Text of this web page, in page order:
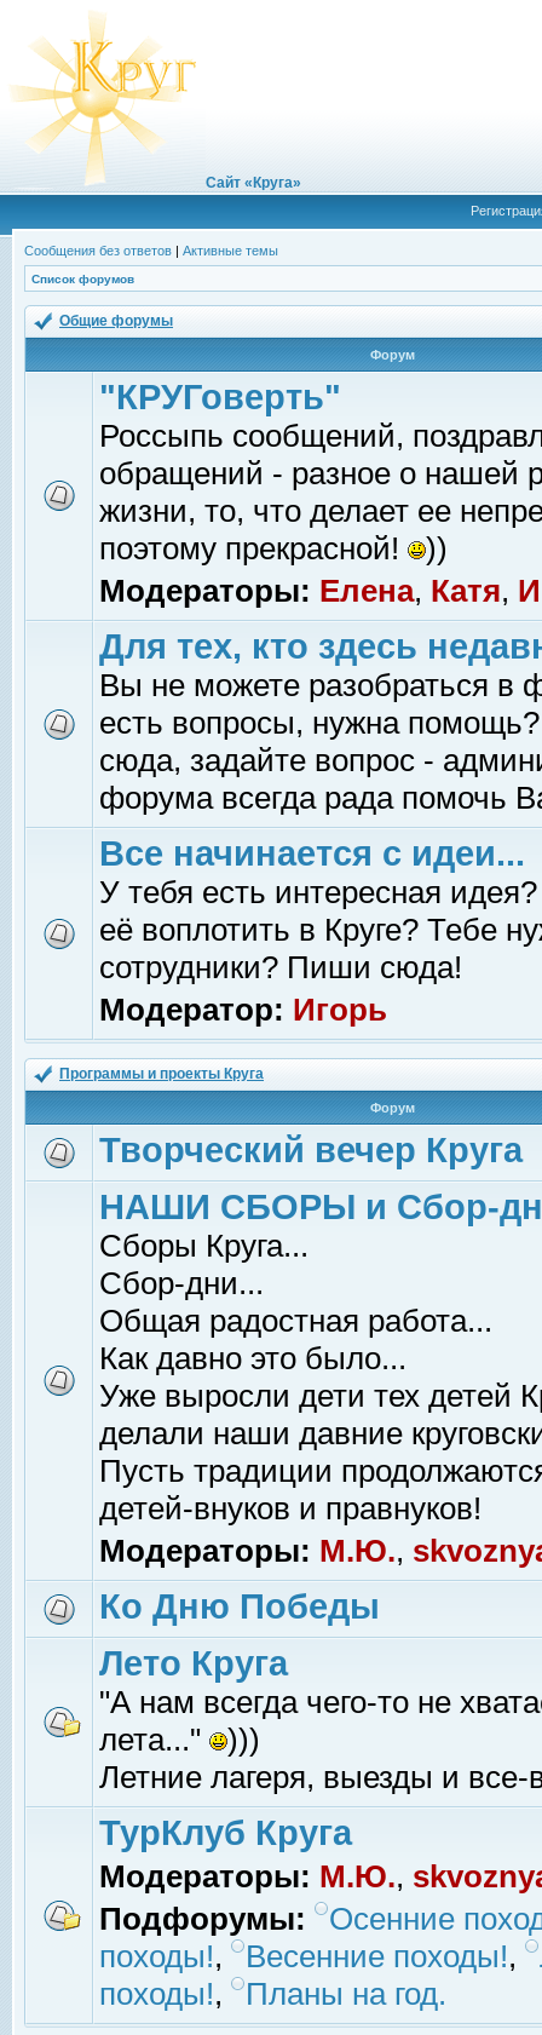
Сайт «Круга»
Сообщения без ответов | Активные темы
Список форумов
Общие форумы
Форум
"КРУГоверть"
Россыпь сообщений,
обращений - разное о нашей
жизни, то, что делает ее
поэтому прекрасной!
))
Модераторы: Елена, Катя,
Для тех, кто здесь
Вы не можете разобраться в
есть вопросы, нужна помощь?
сюда, задайте вопрос -
форума всегда рада помочь
Все начинается с идеи...
У тебя есть интересная
её воплотить в Круге? Тебе
сотрудники? Пиши сюда!
Модератор: Игорь
Программы и проекты Круга
Форум
Творческий вечер Круга
НАШИ СБОРЫ и Сбор-
Сборы Круга...
Сбор-дни...
Общая радостная работа...
Как давно это было...
Уже выросли дети тех детей
делали наши давние
Пусть традиции
детей-внуков и правнуков!
Модераторы: М.Ю.,
Ко Дню Победы
Лето Круга
"А нам всегда чего-то не
лета..."
)))
Летние лагеря, выезды и все-
ТурКлуб Круга
Модераторы: М.Ю.,
Подфорумы:
Осенние
походы!, Весенние походы!,
походы!, Планы на год.